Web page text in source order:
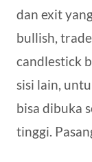
dan exit
bullish,
candlestick
sisi lain,
bisa dibuka
tinggi.